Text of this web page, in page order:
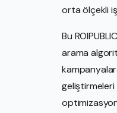
orta ölçekli
Bu
arama
geliştirmeleri